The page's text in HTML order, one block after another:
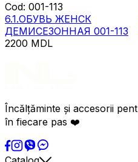
Cod: 001-113
6.1.ОБУВЬ ЖЕНСК
ДЕМИСЕЗОННАЯ 001-113
2200 MDL
Încălțăminte și accesorii
în fiecare pas ❤️